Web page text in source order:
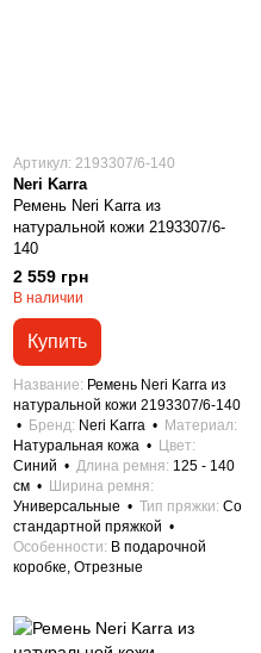
Артикул: 2193307/6-140
Neri Karra
Ремень Neri Karra из
натуральной кожи 2193307/6-
140
2 559 грн
В наличии
Купить
Название
Ремень Neri Karra из
натуральной кожи 2193307/6-140
Бренд Neri Karra
Материал
Натуральная кожа
Цвет
Синий
Длина ремня 125 - 140
см
Ширина ремня
Универсальные
Тип пряжки Со
стандартной пряжкой
Особенности
В подарочной
коробке, Отрезные